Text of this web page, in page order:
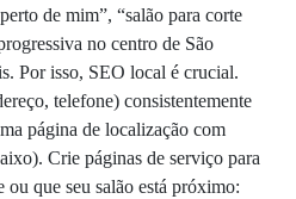
de mim”, “salão para corte
no centro de São
Por isso, SEO local é crucial.
telefone) consistentemente
página de localização com
Crie páginas de serviço para
ou que seu salão está próximo: